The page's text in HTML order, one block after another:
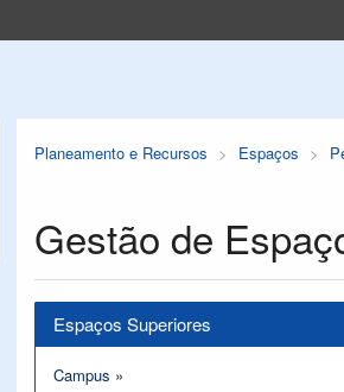
Planeamento e Recursos Espaços
Gestão de
Espaços Superiores
Campus »